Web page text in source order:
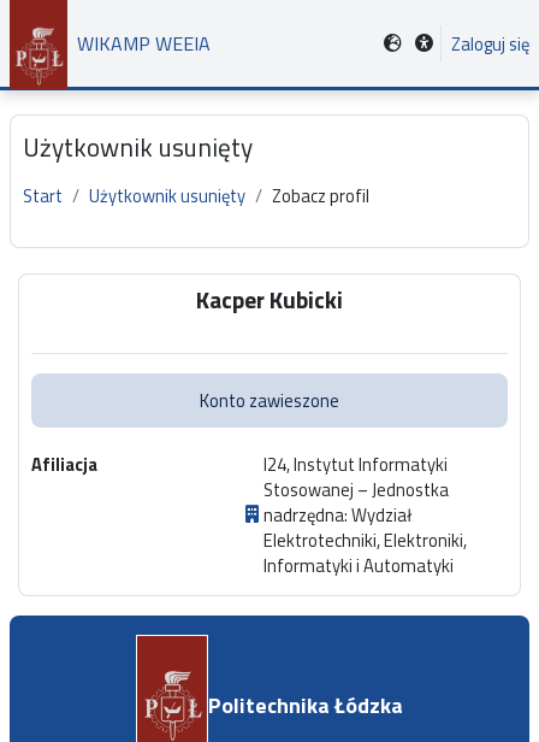
Przejdź do głównej zawartości
WIKAMP WEEIA Zaloguj się
Użytkownik usunięty
Start Użytkownik usunięty Zobacz profil
Główne bloki treściKacper Kubicki
Konto zawieszone
Afiliacja
I24, Instytut Informatyki
Stosowanej – Jednostka
nadrzędna: Wydział
Elektrotechniki, Elektroniki,
Informatyki i Automatyki
Politechnika Łódzka